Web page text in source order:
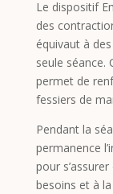
Le dispositif
des
équivaut à
seule séance.
permet de
fessiers de
Pendant la
permanence
pour
besoins et à